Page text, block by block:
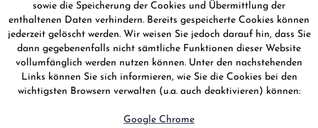
sowie die Speicherung der Cookies und Übermittlung der
enthaltenen Daten verhindern. Bereits gespeicherte Cookies können
jederzeit gelöscht werden. Wir weisen Sie jedoch darauf hin, dass Sie
dann gegebenenfalls nicht sämtliche Funktionen dieser Website
vollumfänglich werden nutzen können. Unter den nachstehenden
Links können Sie sich informieren, wie Sie die Cookies bei den
wichtigsten Browsern verwalten (u.a. auch deaktivieren) können:
Google Chrome